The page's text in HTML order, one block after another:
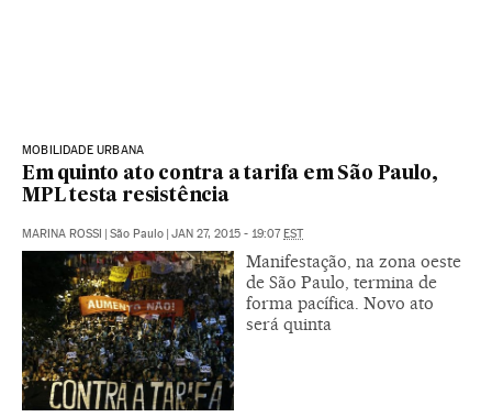
MOBILIDADE URBANA
Em quinto ato contra a tarifa em São Paulo,
MPL testa resistência
MARINA ROSSI | São Paulo | JAN 27, 2015 - 19:07EST
Manifestação, na zona oeste
de São Paulo, termina de
forma pacífica. Novo ato
será quinta